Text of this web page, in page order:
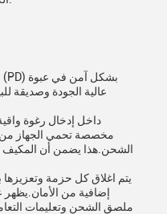
عالية الجودة وصديقة
مخصصة تحمي الجهاز من
الشحن.هذا يضمن أن المكيف
يتم اغلاق كل حزمة وتعزيزها
إضافية من
ملصق الشحن وتعليمات